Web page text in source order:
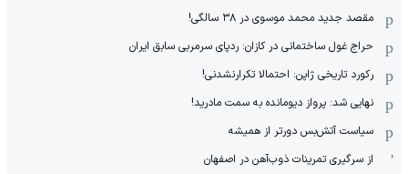
مقصد جدید محمد موسوی در ٣٨ سالگی!
حراج غول ساختمانی در کازان: ردپای سرمربی سابق ایران
رکورد تاریخی ژاپن: احتمالا تکرارنشدنی!
نهایی شد: پرواز دیومانده به سمت مادرید!
سیاست آتش‌بس دورتر از همیشه
از سرگیری تمرینات ذوب‌آهن در اصفهان